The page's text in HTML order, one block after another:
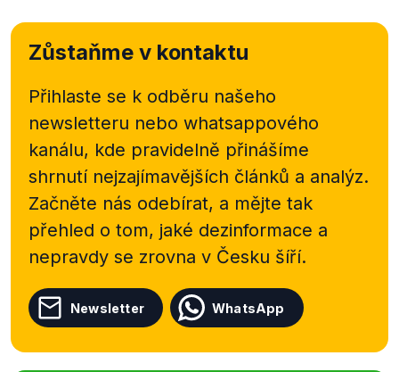
Zůstaňme v kontaktu
Přihlaste se k odběru našeho
newsletteru nebo whatsappového
kanálu, kde pravidelně přinášíme
shrnutí nejzajímavějších článků a analýz.
Začněte nás odebírat, a mějte tak
přehled o tom, jaké dezinformace a
nepravdy se zrovna v Česku šíří.
Newsletter WhatsApp